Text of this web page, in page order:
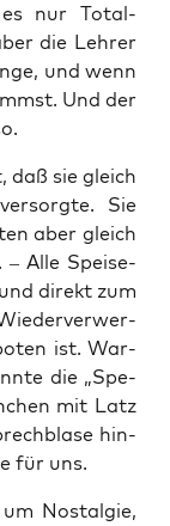
nur Total-
die Leh­rer
und wenn
Und der
daß sie gleich
Sie
aber gleich
– Alle Spei­se­
direkt zum
ist. War­
die „Spe­
mit Latz
hin­
für uns.
Nost­al­gie,